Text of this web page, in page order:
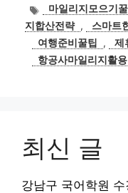
태
그
마일리지모으기꿀
지합산전략 , 스마트
여행준비꿀팁
, 제
항공사마일리지활용
최신 글
강남구 국어학원